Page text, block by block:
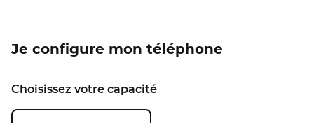
Je configure mon téléphone
Choisissez votre capacité